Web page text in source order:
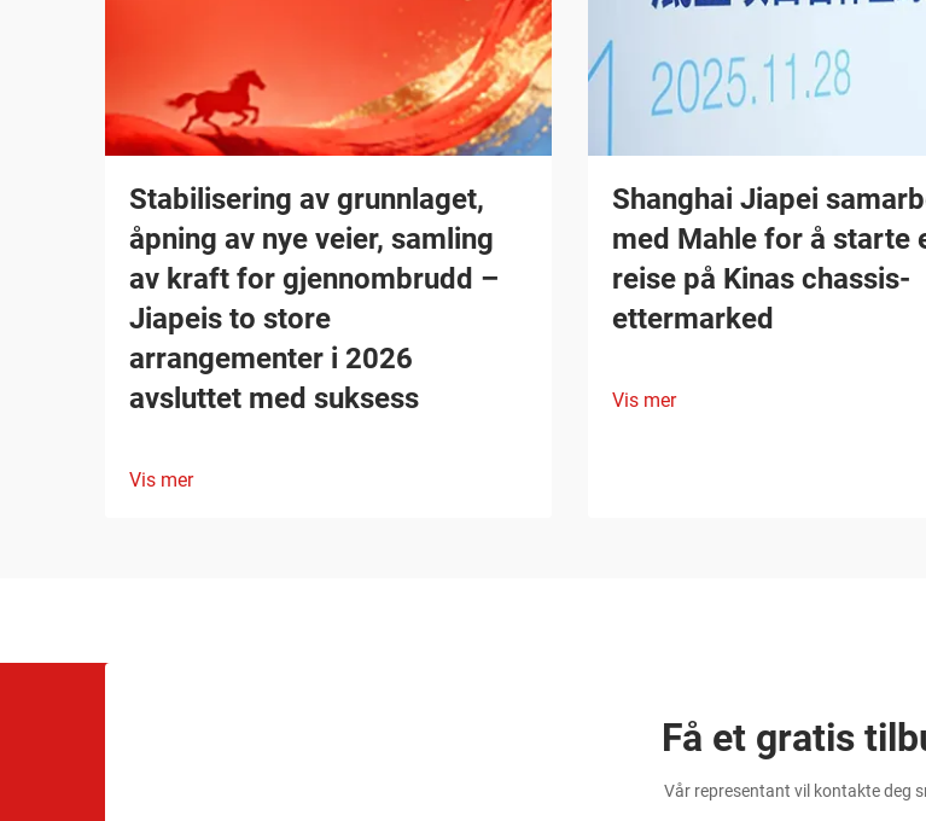
Stabilisering av grunnlaget,
åpning av nye veier, samling
av kraft for gjennombrudd –
Jiapeis to store
arrangementer i 2026
avsluttet med suksess
Vis mer
Shanghai Jiapei
med Mahle for å starte
reise på Kinas chassis-
ettermarked
Vis mer
Få et gratis
Vår representant vil kontakte deg